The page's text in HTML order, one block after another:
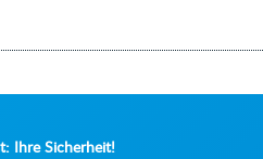
Ihre Sicherheit!